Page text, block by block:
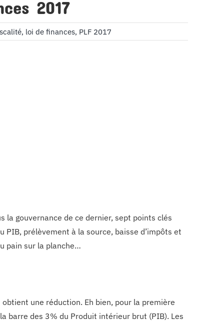
2017
, loi de finances, PLF 2017
la gouvernance de ce dernier, sept points clés
PIB, prélèvement à la source, baisse d’impôts et
pain sur la planche…
une réduction. Eh bien, pour la première
barre des 3% du Produit intérieur brut (PIB). Les